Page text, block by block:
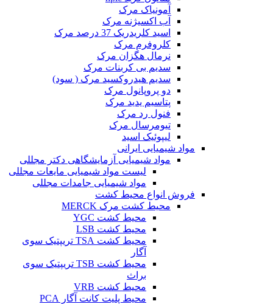
آمونیاک مرک
آب اکسیژنه مرک
اسید کلریدریک 37 درصد مرک
کلروفرم مرک
نرمال هگزان مرک
سدیم بی کربنات مرک
سدیم هیدروکسید مرک ( سود)
دو پروپانول مرک
پتاسیم یدید مرک
فنول رد مرک
تیومرسال مرک
لیپوئیک اسید
مواد شیمیایی ایرانی
مواد شیمیایی آزمایشگاهی دکتر مجللی
لیست مواد شیمیایی مایعات مجللی
مواد شیمیایی جامدات مجللی
فروش انواع محیط کشت
محیط کشت مرک MERCK
محیط کشت YGC
محیط کشت LSB
محیط کشت TSA تریپتیک سوی
آگار
محیط کشت TSB تریپتیک سوی
براث
محیط کشت VRB
محیط پلیت کانت آگار PCA